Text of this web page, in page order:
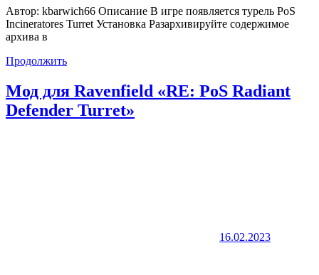
Автор: kbarwich66 Описание В игре появляется турель PoS
Incineratores Turret Установка Разархивируйте содержимое
архива в
Продолжить
Мод для Ravenfield «RE: PoS Radiant
Defender Turret»
16.02.2023